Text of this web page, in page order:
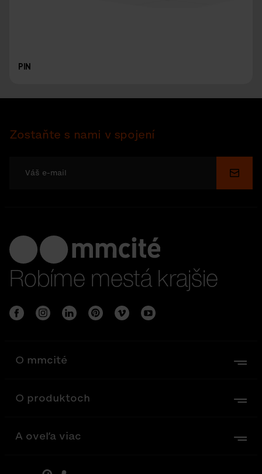
PIN
Zostaňte s nami v spojení
Robíme mestá krajšie
O mmcité
O produktoch
A oveľa viac